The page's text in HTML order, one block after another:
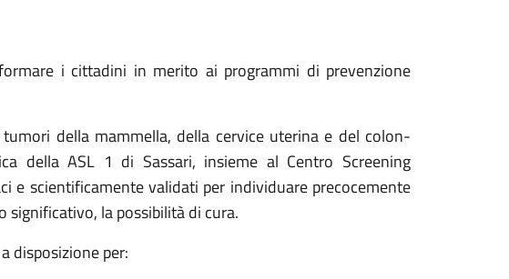
i cittadini in merito ai programmi di prevenzione
della mammella, della cervice uterina e del colon-
della ASL 1 di Sassari, insieme al Centro Screening
e scientificamente validati per individuare precocemente
la possibilità di cura.
disposizione per: